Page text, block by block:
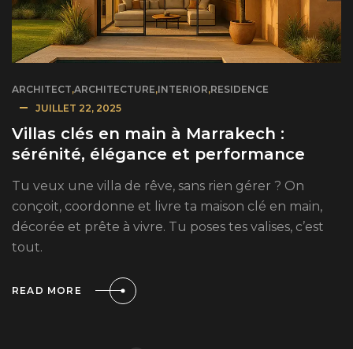
ARCHITECT,ARCHITECTURE,INTERIOR,RESIDENCE
JUILLET 22, 2025
Villas clés en main à Marrakech :
sérénité, élégance et performance
Tu veux une villa de rêve, sans rien gérer ? On
conçoit, coordonne et livre ta maison clé en main,
décorée et prête à vivre. Tu poses tes valises, c’est
tout.
READ MORE